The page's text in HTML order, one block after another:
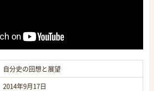
自分史の回想と展望
2014年9月17日